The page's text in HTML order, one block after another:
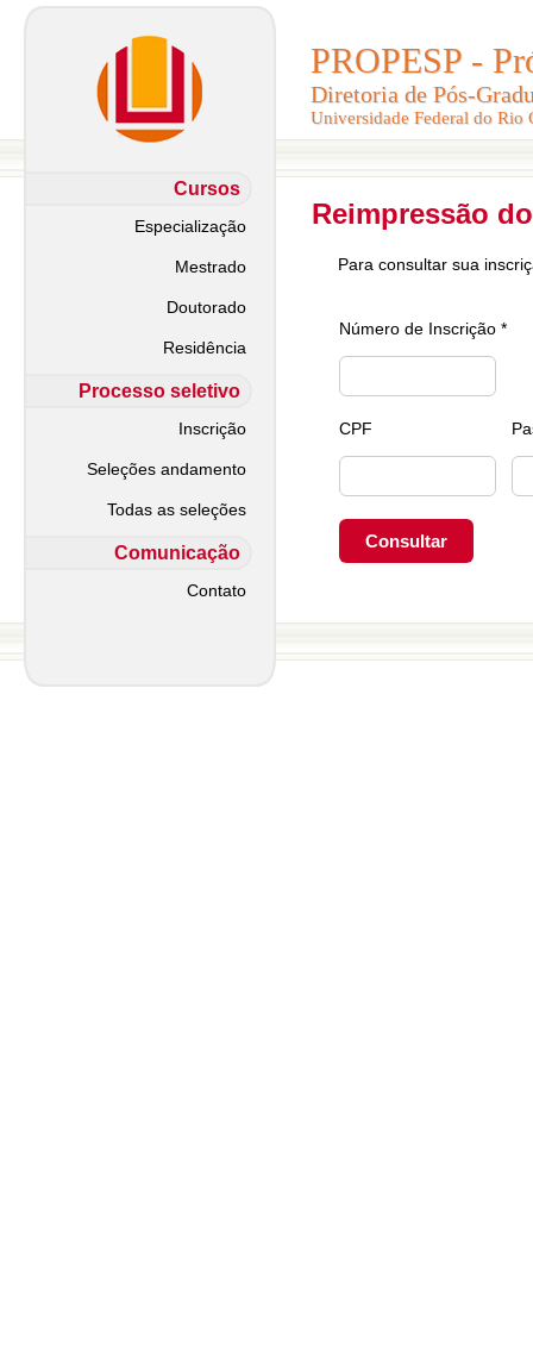
PROPESP -
Diretoria de Pós-
Universidade Federal do Rio
PROPESP -
Diretoria de Pós-
Universidade Federal do Rio
Cursos
Especialização
Mestrado
Doutorado
Residência
Processo seletivo
Inscrição
Seleções andamento
Todas as seleções
Comunicação
Contato
Reimpressão
Para consultar sua
Número de Inscrição *
CPF